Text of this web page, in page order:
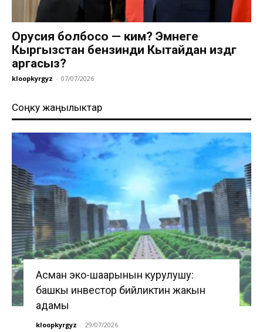
Орусия болбосо — ким? Эмнеге
Кыргызстан бензинди Кытайдан издөөгө
аргасыз?
kloopkyrgyz - 07/07/2026
Соңку жаңылыктар
Асман эко-шаарынын курулушу:
башкы инвестор бийликтин жакын
адамы
kloopkyrgyz - 29/07/2026